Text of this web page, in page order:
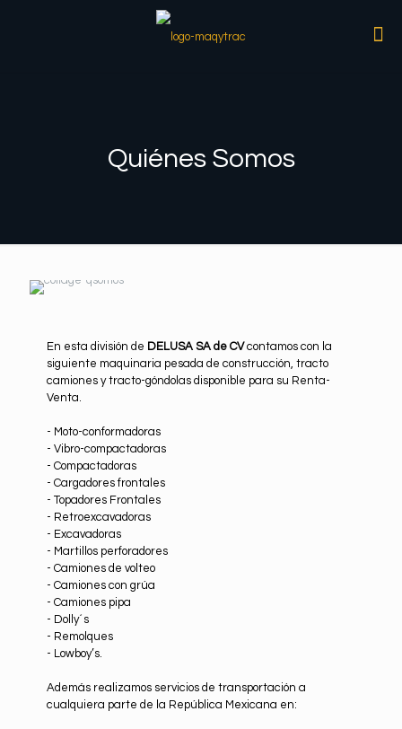
Quiénes Somos
En esta división de DELUSA SA de CVcontamos con la
siguiente maquinaria pesada de construcción, tracto
camiones y tracto-góndolas disponible para su Renta-
Venta.
- Moto-conformadoras
- Vibro-compactadoras
- Compactadoras
- Cargadores frontales
- Topadores Frontales
- Retroexcavadoras
- Excavadoras
- Martillos perforadores
- Camiones de volteo
- Camiones con grúa
- Camiones pipa
- Dolly´s
- Remolques
- Lowboy’s.
Además realizamos servicios de transportación a
cualquiera parte de la República Mexicana en: